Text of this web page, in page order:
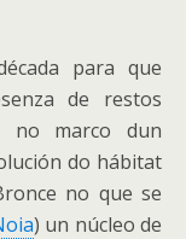
para que
de restos
no marco dun
do hábitat
no que se
) un núcleo de